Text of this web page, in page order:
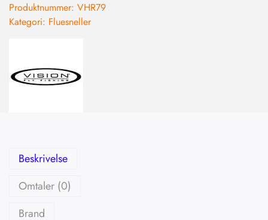
Produktnummer: VHR79
Kategori: Fluesneller
Beskrivelse
Omtaler (0)
Brand